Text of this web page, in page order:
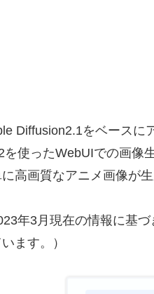
Diffusion2.1をベースに
を使ったWebUIでの画像
高画質なアニメ画像が生
年3月現在の情報に基
ます。）